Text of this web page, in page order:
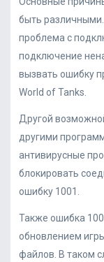
быть
проблема с
подключение
вызвать ошибку
World of Tanks.
Другой
другими
антивирусные
блокировать
ошибку 1001.
Также ошибка
обновлением
файлов. В таком